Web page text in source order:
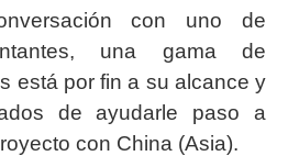
con uno de
una gama de
está por fin a su alcance y
de ayudarle paso a
con China (Asia).